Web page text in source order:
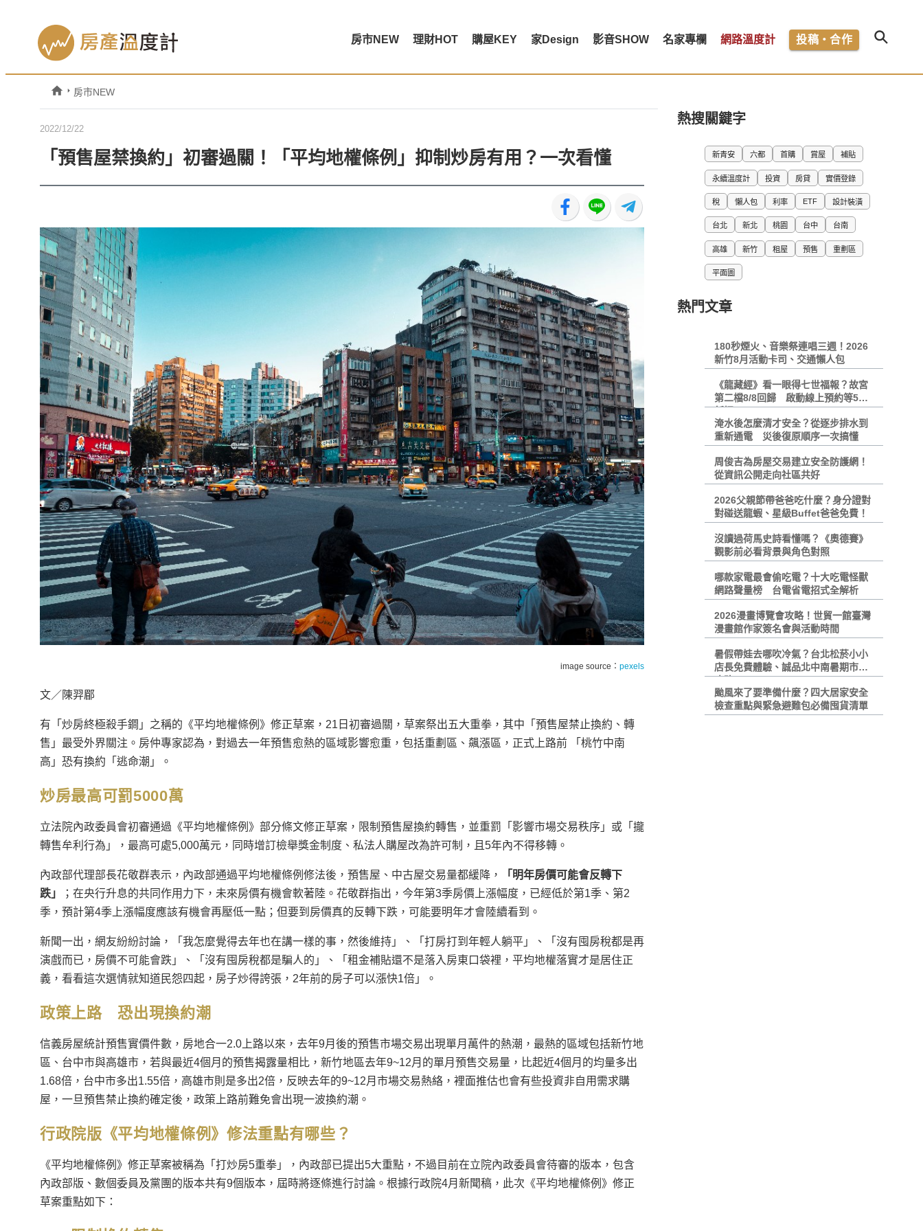
房市NEW 理財HOT 購屋KEY 家Design 影音SHOW 名家專欄 網路溫度計 投稿・合作
房市NEW
2022/12/22
「預售屋禁換約」初審過關！「平均地權條例」抑制炒房有用？一次看懂
image source： pexels
文／陳羿郿
有「炒房終極殺手鐧」之稱的《平均地權條例》修正草案，21日初審過關，草案祭出五大重拳，其中「預售屋禁止換約、轉
售」最受外界關注。房仲專家認為，對過去一年預售愈熱的區域影響愈重，包括重劃區、飆漲區，正式上路前 「桃竹中南
高」恐有換約「逃命潮」。
炒房最高可罰5000萬
立法院內政委員會初審通過《平均地權條例》部分條文修正草案，限制預售屋換約轉售，並重罰「影響市場交易秩序」或「攏
轉售牟利行為」，最高可處5,000萬元，同時增訂檢舉獎金制度、私法人購屋改為許可制，且5年內不得移轉。
內政部代理部長花敬群表示，內政部通過平均地權條例修法後，預售屋、中古屋交易量都緩降，
「明年房價可能會反轉下
跌」
；在央行升息的共同作用力下，未來房價有機會軟著陸。花敬群指出，今年第3季房價上漲幅度，已經低於第1季、第2
季，預計第4季上漲幅度應該有機會再壓低一點；但要到房價真的反轉下跌，可能要明年才會陸續看到。
新聞一出，網友紛紛討論，「我怎麼覺得去年也在講一樣的事，然後維持」、「打房打到年輕人躺平」、「沒有囤房稅都是再
演戲而已，房價不可能會跌」、「沒有囤房稅都是騙人的」、「租金補貼還不是落入房東口袋裡，平均地權落實才是居住正
義，看看這次選情就知道民怨四起，房子炒得誇張，2年前的房子可以漲快1倍」。
政策上路 恐出現換約潮
信義房屋統計預售實價件數，房地合一2.0上路以來，去年9月後的預售市場交易出現單月萬件的熱潮，最熱的區域包括新竹地
區、台中市與高雄市，若與最近4個月的預售揭露量相比，新竹地區去年9~12月的單月預售交易量，比起近4個月的均量多出
1.68倍，台中市多出1.55倍，高雄市則是多出2倍，反映去年的9~12月市場交易熱絡，裡面推估也會有些投資非自用需求購
屋，一旦預售禁止換約確定後，政策上路前難免會出現一波換約潮。
行政院版《平均地權條例》修法重點有哪些？
《平均地權條例》修正草案被稱為「打炒房5重拳」，內政部已提出5大重點，不過目前在立院內政委員會待審的版本，包含
內政部版、數個委員及黨團的版本共有9個版本，屆時將逐條進行討論。根據行政院4月新聞稿，此次《平均地權條例》修正
草案重點如下：
熱搜關鍵字
新青安 六都 首購 賞屋 補貼
永續溫度計 投資 房貸 實價登錄
稅 懶人包 利率 ETF 設計裝潢
台北 新北 桃園 台中 台南
高雄 新竹 租屋 預售 重劃區
平面圖
熱門文章
180秒煙火、音樂祭連唱三週！2026
新竹8月活動卡司、交通懶人包
《龍藏經》看一眼得七世福報？故宮
第二檔8/8回歸 啟動線上預約等5大
新招
淹水後怎麼清才安全？從逐步排水到
重新通電 災後復原順序一次搞懂
周俊吉為房屋交易建立安全防護網！
從資訊公開走向社區共好
2026父親節帶爸爸吃什麼？身分證對
對碰送龍蝦、星級Buffet爸爸免費！
沒讀過荷馬史詩看懂嗎？《奧德賽》
觀影前必看背景與角色對照
哪款家電最會偷吃電？十大吃電怪獸
網路聲量榜 台電省電招式全解析
2026漫畫博覽會攻略！世貿一館臺灣
漫畫館作家簽名會與活動時間
暑假帶娃去哪吹冷氣？台北松菸小小
店長免費體驗、誠品北中南暑期市集
攻略
颱風來了要準備什麼？四大居家安全
檢查重點與緊急避難包必備囤貨清單